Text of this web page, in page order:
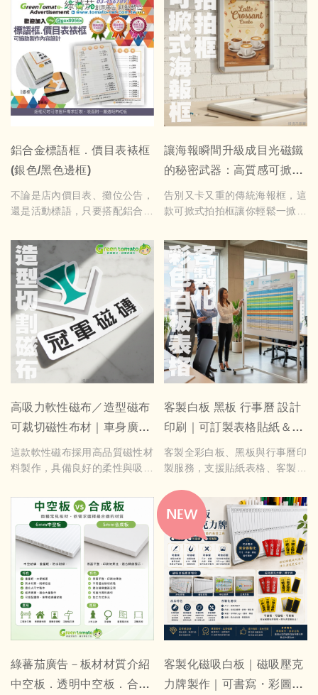
鋁合金標語框．價目表裱框
(銀色/黑色邊框)
不論是店內價目表、攤位公告，
還是活動標語，只要搭配鋁合金
巧耐用、黑銀雙色好搭、尺寸還
能客製，是各種店家與展場最實
用的展示好物。
讓海報瞬間升級成目光磁鐵
的秘密武器：高質感可掀式
拍拍框
告別又卡又重的傳統海報框，這
款可掀式拍拍框讓你輕鬆一掀即
合金框體俐落耐用、透明面板清
晰防塵，不論用於店鋪促銷、展
場資訊、品牌牆或各式公告，都
能讓你的海報從普通路人瞬間變
成視覺焦點。適用場景多、質感
全面提升，是專業展示與日常空
間布置的最佳選擇。
價格請參閱頁面說明
高吸力軟性磁布／造型磁布
可裁切磁性布材｜車身廣告
磁貼・展示用磁布材料
這款軟性磁布採用高品質磁性材
料製作，具備良好的柔性與吸附
布材質易裁剪、可依尺寸客製
化，是廣告展示、宣傳車身磁
貼、標示磁布、磁性工藝裝飾等
多用途的理想磁性基材。
正常磁布1mm厚台灣製-含圖每
才250元起(寬度60cm內)，造型
磁布0.5mm含圖及造型每才350
元起，基本起訂價4才起
客製白板 黑板 行事曆 設計
印刷｜可訂製表格貼紙＆教
室辦公必備
客製全彩白板、黑板與行事曆印
製服務，支援貼紙表格、客製化
管理。尺寸與內容皆可依需求設
計與輸出，實用又有質感
綠蕃茄廣告－板材材質介紹
中空板．透明中空板．合成
客製化磁吸白板｜磁吸壓克
力牌製作｜可書寫・彩圖印